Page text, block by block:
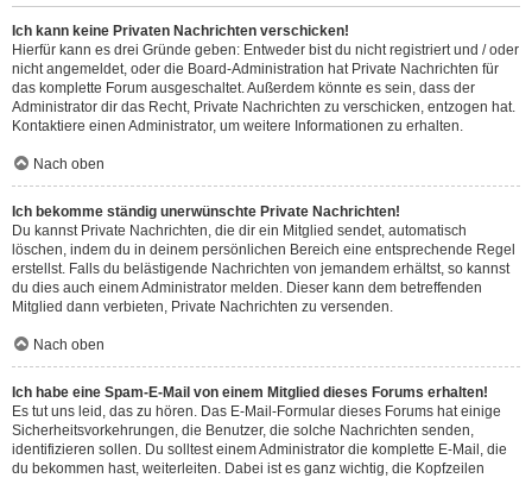
Ich kann keine Privaten Nachrichten verschicken!
Hierfür kann es drei Gründe geben: Entweder bist du nicht registriert und / oder
nicht angemeldet, oder die Board-Administration hat Private Nachrichten für
das komplette Forum ausgeschaltet. Außerdem könnte es sein, dass der
Administrator dir das Recht, Private Nachrichten zu verschicken, entzogen hat.
Kontaktiere einen Administrator, um weitere Informationen zu erhalten.
Nach oben
Ich bekomme ständig unerwünschte Private Nachrichten!
Du kannst Private Nachrichten, die dir ein Mitglied sendet, automatisch
löschen, indem du in deinem persönlichen Bereich eine entsprechende Regel
erstellst. Falls du belästigende Nachrichten von jemandem erhältst, so kannst
du dies auch einem Administrator melden. Dieser kann dem betreffenden
Mitglied dann verbieten, Private Nachrichten zu versenden.
Nach oben
Ich habe eine Spam-E-Mail von einem Mitglied dieses Forums erhalten!
Es tut uns leid, das zu hören. Das E-Mail-Formular dieses Forums hat einige
Sicherheitsvorkehrungen, die Benutzer, die solche Nachrichten senden,
identifizieren sollen. Du solltest einem Administrator die komplette E-Mail, die
du bekommen hast, weiterleiten. Dabei ist es ganz wichtig, die Kopfzeilen